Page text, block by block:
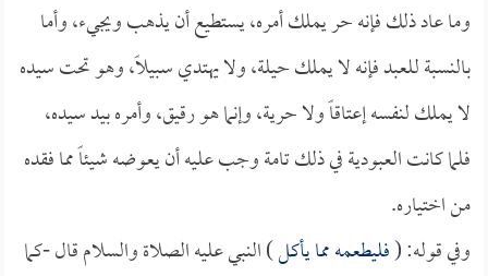
وما عاد ذلك فإنه حر يملك أمره، يستطيع أن يذهب ويجيء، وأما
بالنسبة للعبد فإنه لا يملك حيلة، ولا يهتدي سبيلاً، وهو تحت سيده
لا يملك لنفسه إعتاقاً ولا حرية، وإنما هو رقيق، وأمره بيد سيده،
فلما كانت العبودية في ذلك تامة وجب عليه أن يعوضه شيئاً مما فقده
من اختياره.
وفي قوله: (فليطعمه مما يأكل) النبي عليه الصلاة والسلام قال -كما